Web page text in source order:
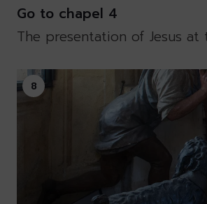
Go to chapel 4
The presentation of Jesus
8